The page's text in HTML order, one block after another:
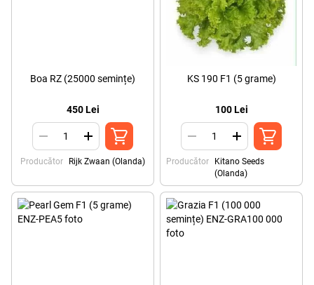
Boa RZ (25000 semințe)
450 Lei
Producător Rijk Zwaan (Olanda)
KS 190 F1 (5 grame)
100 Lei
Producător
Kitano Seeds
(Olanda)